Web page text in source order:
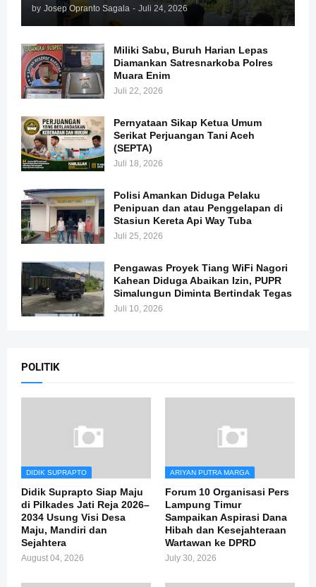
by Josep Opranto Sagala - Juli 24, 2026
Miliki Sabu, Buruh Harian Lepas
Diamankan Satresnarkoba Polres
Muara Enim
Juli 22, 2026
Pernyataan Sikap Ketua Umum
Serikat Perjuangan Tani Aceh
(SEPTA)
Juli 18, 2026
Polisi Amankan Diduga Pelaku
Penipuan dan atau Penggelapan di
Stasiun Kereta Api Way Tuba
Juli 25, 2026
Pengawas Proyek Tiang WiFi Nagori
Kahean Diduga Abaikan Izin, PUPR
Simalungun Diminta Bertindak Tegas
Juli 10, 2026
POLITIK
DIDIK SUPRAPTO
Didik Suprapto Siap Maju
di Pilkades Jati Reja 2026–
2034 Usung Visi Desa
Maju, Mandiri dan
Sejahtera
August 04, 2026
ARIYAN PUTRA MARGA
Forum 10 Organisasi Pers
Lampung Timur
Sampaikan Aspirasi Dana
Hibah dan Kesejahteraan
Wartawan ke DPRD
July 30, 2026